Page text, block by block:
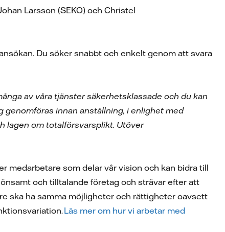
Larsson (SEKO) och Christel
Du söker snabbt och enkelt genom att svara
av våra tjänster säkerhetsklassade och du kan
innan anställning, i enlighet med
lagen om totalförsvarsplikt. Utöver
medarbetare som delar vår vision och kan bidra till
och tilltalande företag och strävar efter att
ska ha samma möjligheter och rättigheter oavsett
Läs mer om hur vi arbetar med